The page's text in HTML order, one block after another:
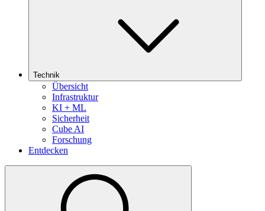
Technik
Übersicht
Infrastruktur
KI + ML
Sicherheit
Cube AI
Forschung
Entdecken